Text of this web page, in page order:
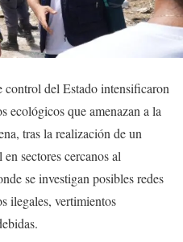
control del Estado intensificaron
ecológicos que amenazan a la
tras la realización de un
sectores cercanos al
se investigan posibles redes
ilegales, vertimientos